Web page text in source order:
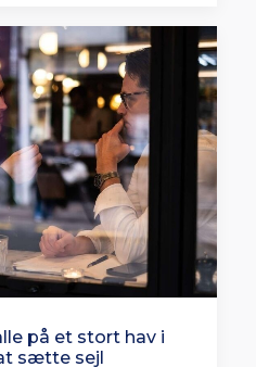
på et stort hav i
sætte sejl